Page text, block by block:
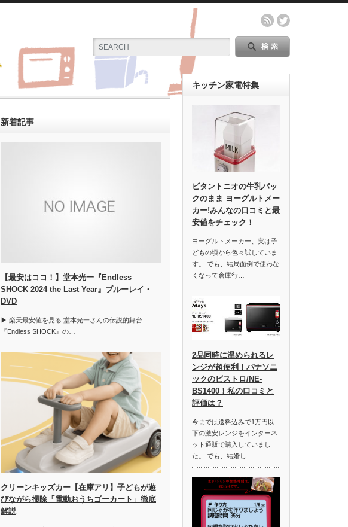
新着記事
【最安はココ！】堂本光一『Endless
SHOCK 2024 the Last Year』ブルーレイ・
DVD
▶︎ 楽天最安値を見る 堂本光一さんの伝説的舞台
『Endless SHOCK』の…
クリーンキッズカー【在庫アリ】子どもが遊
びながら掃除「電動おうちゴーカート」徹底
解説
キッチン家電特集
ビタントニオの牛乳パッ
クのまま ヨーグルトメー
カー!みんなの口コミと最
安値をチェック！
ヨーグルトメーカー、実は子
どもの頃から色々試していま
す。 でも、結局面倒で使わな
くなって倉庫行…
2品同時に温められるレ
ンジが超便利！パナソニ
ックのビストロ/NE-
BS1400！私の口コミと
評価は？
今までは送料込みで1万円以
下の激安レンジをインターネ
ット通販で購入していまし
た。 でも、結婚し…